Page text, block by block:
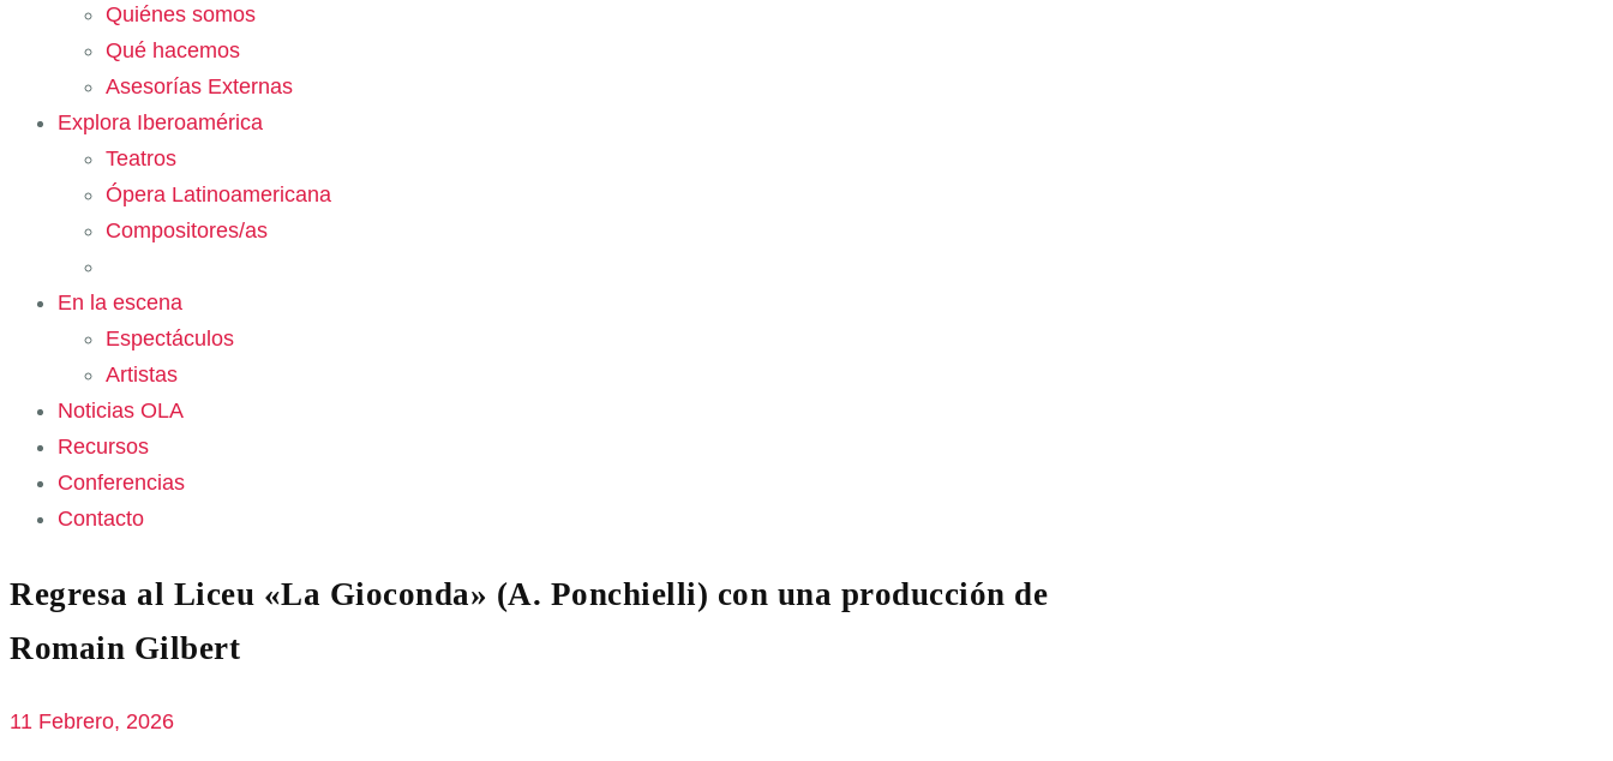
Quiénes somos
Qué hacemos
Asesorías Externas
Explora Iberoamérica
Teatros
Ópera Latinoamericana
Compositores/as
En la escena
Espectáculos
Artistas
Noticias OLA
Recursos
Conferencias
Contacto
Regresa al Liceu «La Gioconda» (A. Ponchielli) con una producción de
Romain Gilbert
11 Febrero, 2026